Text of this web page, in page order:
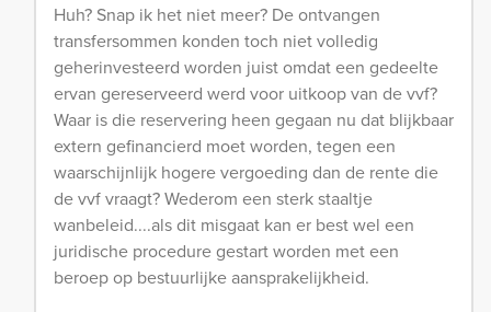
Huh? Snap ik het niet meer? De ontvangen
transfersommen konden toch niet volledig
geherinvesteerd worden juist omdat een gedeelte
ervan gereserveerd werd voor uitkoop van de vvf?
Waar is die reservering heen gegaan nu dat blijkbaar
extern gefinancierd moet worden, tegen een
waarschijnlijk hogere vergoeding dan de rente die
de vvf vraagt? Wederom een sterk staaltje
wanbeleid....als dit misgaat kan er best wel een
juridische procedure gestart worden met een
beroep op bestuurlijke aansprakelijkheid.